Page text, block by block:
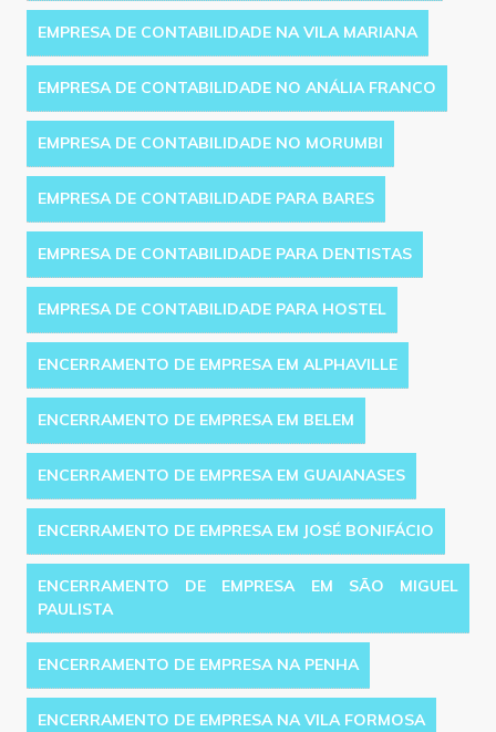
EMPRESA DE CONTABILIDADE NA VILA MARIANA
EMPRESA DE CONTABILIDADE NO ANÁLIA FRANCO
EMPRESA DE CONTABILIDADE NO MORUMBI
EMPRESA DE CONTABILIDADE PARA BARES
EMPRESA DE CONTABILIDADE PARA DENTISTAS
EMPRESA DE CONTABILIDADE PARA HOSTEL
ENCERRAMENTO DE EMPRESA EM ALPHAVILLE
ENCERRAMENTO DE EMPRESA EM BELEM
ENCERRAMENTO DE EMPRESA EM GUAIANASES
ENCERRAMENTO DE EMPRESA EM JOSÉ BONIFÁCIO
ENCERRAMENTO DE EMPRESA EM SÃO MIGUEL
PAULISTA
ENCERRAMENTO DE EMPRESA NA PENHA
ENCERRAMENTO DE EMPRESA NA VILA FORMOSA